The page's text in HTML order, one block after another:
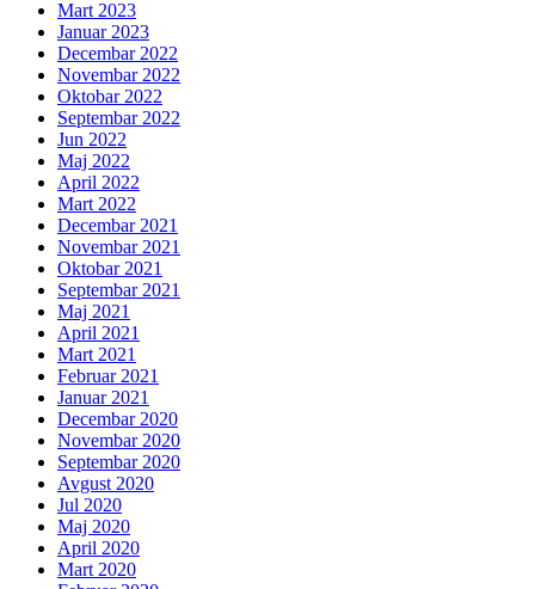
Mart 2023
Januar 2023
Decembar 2022
Novembar 2022
Oktobar 2022
Septembar 2022
Jun 2022
Maj 2022
April 2022
Mart 2022
Decembar 2021
Novembar 2021
Oktobar 2021
Septembar 2021
Maj 2021
April 2021
Mart 2021
Februar 2021
Januar 2021
Decembar 2020
Novembar 2020
Septembar 2020
Avgust 2020
Jul 2020
Maj 2020
April 2020
Mart 2020